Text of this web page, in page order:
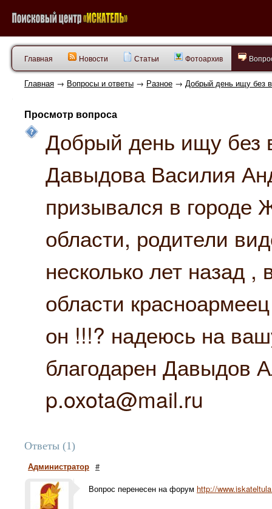
Главная Новости Статьи Фотоархив
Главная → Вопросы и ответы → Разное → Добрый день ищу без
Просмотр вопроса
Добрый день ищу без
Давыдова Василия
призывался в городе
области, родители
несколько лет назад
области
он !!!? надеюсь на
благодарен Давыдов
p.oxota@mail.ru
Ответы (1)
Администратор #
Вопрос перенесен на форум http://